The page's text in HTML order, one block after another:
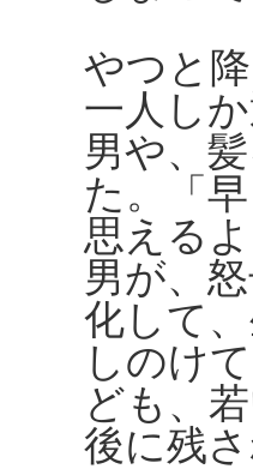
やつと
一人し
男や、
た。「
思える
男が、
化して
しのけ
ども、
後に残